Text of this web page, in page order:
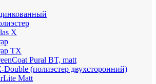
X
TX
Pural BT, matt
Double (полиэстер двухсторонний)
Мatt